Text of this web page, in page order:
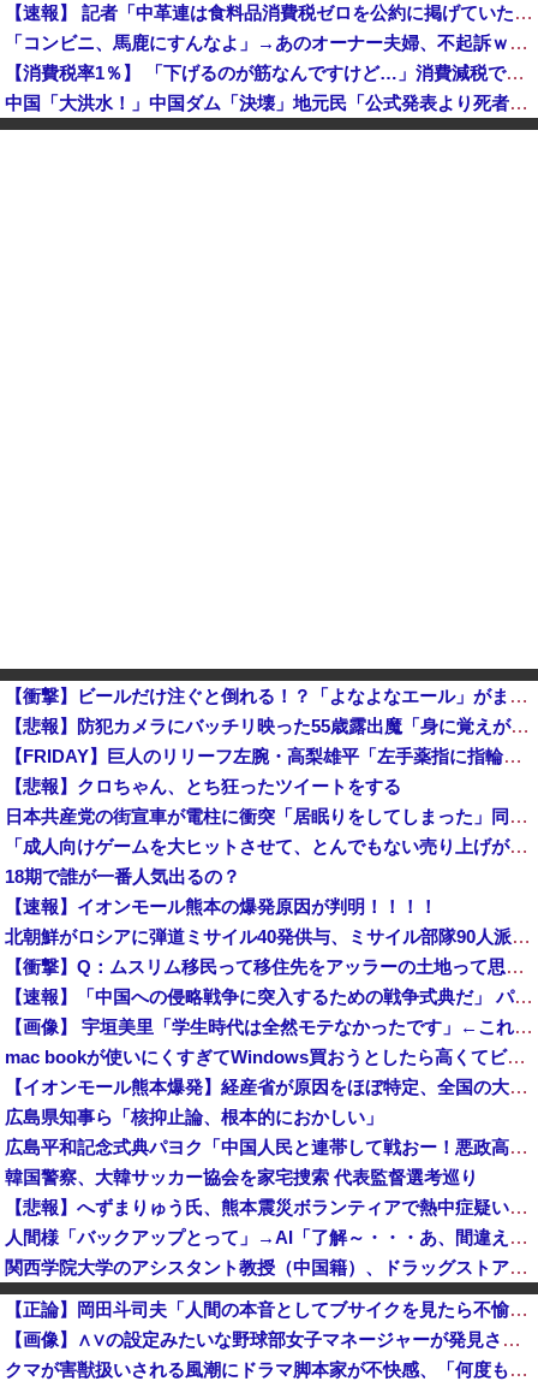
【速報】 記者「中革連は食料品消費税ゼロを公約に掲げていたが？」→階猛氏「そ、それは財源確保という条件付き」
「コンビニ、馬鹿にすんなよ」→あのオーナー夫婦、不起訴ｗｗｗｗｗｗｗｗｗ
【消費税率1％】 「下げるのが筋なんですけど…」消費減税で値下がりする分と同じだけ商品を値上げして店頭価格を変えない店も
中国「大洪水！」中国ダム「決壊」地元民「公式発表より死者多い！」中国政府「住民拘束！（安否不明」中国当局「救助隊動画も削除」台風13号「三峡ダム接近中」→
「中国人ってこんなに嫌われているの？」日本生活9年目で明かす本心！
【衝撃】ビールだけ注ぐと倒れる！？「よなよなエール」がまさかのU字グラスを発売ｗｗｗ
【悲報】防犯カメラにバッチリ映った55歳露出魔「身に覚えがありません」と容疑を否認。どう言い訳する気だこれ
【FRIDAY】巨人のリリーフ左腕・高梨雄平「左手薬指に指輪」でお泊まり不倫愛他
【悲報】クロちゃん、とち狂ったツイートをする
日本共産党の街宣車が電柱に衝突「居眠りをしてしまった」同乗していた県議を含め男女3人重傷 - 長野県駒ケ根市 [8/6]
「成人向けゲームを大ヒットさせて、とんでもない売り上げが入ったぞー！」→最悪すぎる結果になり、「売り上げ0円だけど、多額の税金を払え」という状況...
18期で誰が一番人気出るの？
【速報】イオンモール熊本の爆発原因が判明！！！！
北朝鮮がロシアに弾道ミサイル40発供与、ミサイル部隊90人派遣開始…さらに80発見通し！
【衝撃】Q：ムスリム移民って移住先をアッラーの土地って思ってるの？ → 衝撃の回答がコチラ → ｗｗｗｗｗｗｗｗｗｗｗｗｗｗ
【速報】「中国への侵略戦争に突入するための戦争式典だ」 パヨクが広島の平和記念式典に反対する理由が判明
【画像】 宇垣美里「学生時代は全然モテなかったです」←これほんまかぁ？w w w w w w w w
mac bookが使いにくすぎてWindows買おうとしたら高くてビビったwwwwww
【イオンモール熊本爆発】経産省が原因をほぼ特定、全国の大規模施設でガス供給設備の点検要請にまで発展する事態に・・・【PICKUP】
広島県知事ら「核抑止論、根本的におかしい」
広島平和記念式典パヨク「中国人民と連帯して戦おー！悪政高市を打倒するぞー！」
韓国警察、大韓サッカー協会を家宅捜索 代表監督選考巡り
【悲報】へずまりゅう氏、熊本震災ボランティアで熱中症疑い「水風呂に入っても体内が熱く感じる…」 → 野口健さん「休養日を設けた方がいい！」
人間様「バックアップとって」→AI「了解～・・・あ、間違えた」→ガチで洒落にならない事態に・・・
関西学院大学のアシスタント教授（中国籍）、ドラッグストアで現行犯逮捕 万引き容疑
パヨク「アジア人民、中国人民と連帯して戦おー！悪政高市を打倒するぞー！」
【正論】岡田斗司夫「人間の本音としてブサイクを見たら不愉快になる。この責任をどうとるんだ」
【画像】∧∨の設定みたいな野球部女子マネージャーが発見されるwwwwww
クマが害獣扱いされる風潮にドラマ脚本家が不快感、「何度もクマに会ったことがあるけど全然怖くなかった」と主張しており……